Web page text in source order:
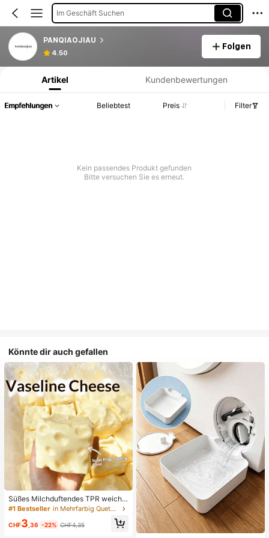
Im Geschäft Suchen
PANQIAOJIAU
4.50
Folgen
Produktinformation: Preisangabe, Verkaufs- und Lagerbestandsdetails.
Artikel Kundenbewertungen
Empfehlungen Beliebtest Preis Filter
Kein passendes Produkt gefunden
Bitte versuchen Sie es erneut.
Könnte dir auch gefallen
Süßes Milchduftendes TPR weiche
s quetschbares Dumpling-förmiges
Stressabbau-Spielzeug, 5cm niedli
ches lustiges Quetsch-Stressabbau
#1 Bestseller in Mehrfarbig Quetschspielzeug für Teenager
CHF3 ,36 -22% CHF4,35